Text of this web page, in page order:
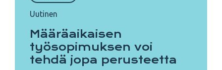
Uutinen
Määräaikaisen
työsopimuksen voi
tehdä jopa perusteetta